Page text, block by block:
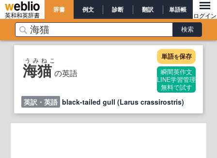
英和和英辞書
辞書 例文 診断 翻訳 単語帳
ログイン
海猫 の英語
うみねこ 単語を保存
瞬間英作文
LINE学習管理
無料で試す
英訳・英語 black-tailed gull (Larus crassirostris)